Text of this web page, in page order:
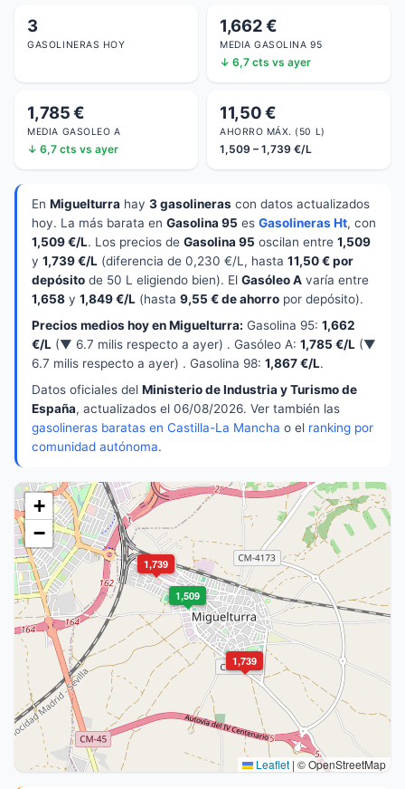
3
GASOLINERAS HOY
1,662 €
MEDIA GASOLINA 95
↓ 6,7 cts vs ayer
1,785 €
MEDIA GASOLEO A
↓ 6,7 cts vs ayer
11,50 €
AHORRO MÁX. (50 L)
1,509 – 1,739 €/L
En Miguelturra hay 3 gasolineras con datos actualizados
hoy. La más barata en Gasolina 95 es Gasolineras Ht, con
1,509 €/L. Los precios de Gasolina 95 oscilan entre 1,509
y 1,739 €/L (diferencia de 0,230 €/L, hasta 11,50 € por
depósito de 50 L eligiendo bien). El Gasóleo A varía entre
1,658 y 1,849 €/L (hasta 9,55 € de ahorro por depósito).
Precios medios hoy en Miguelturra: Gasolina 95: 1,662
€/L (▼ 6.7 milis respecto a ayer) . Gasóleo A: 1,785 €/L (▼
6.7 milis respecto a ayer) . Gasolina 98: 1,867 €/L.
Datos oficiales del Ministerio de Industria y Turismo de
España, actualizados el 06/08/2026. Ver también las
gasolineras baratas en Castilla-La Mancha o el ranking por
comunidad autónoma.
1,509
1,739
1,739
+
−
Leaflet | © OpenStreetMap